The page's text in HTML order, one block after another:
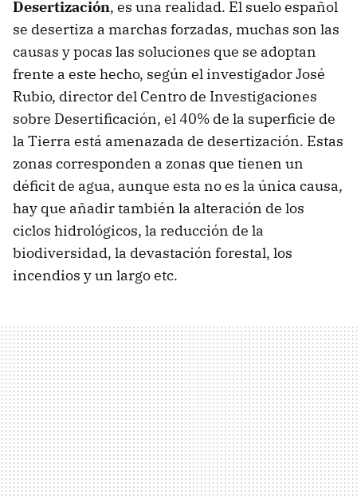
Desertización, es una realidad. El suelo español
se desertiza a marchas forzadas, muchas son las
causas y pocas las soluciones que se adoptan
frente a este hecho, según el investigador José
Rubio, director del Centro de Investigaciones
sobre Desertificación, el 40% de la superficie de
la Tierra está amenazada de desertización. Estas
zonas corresponden a zonas que tienen un
déficit de agua, aunque esta no es la única causa,
hay que añadir también la alteración de los
ciclos hidrológicos, la reducción de la
biodiversidad, la devastación forestal, los
incendios y un largo etc.